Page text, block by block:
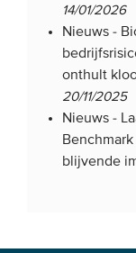
14/01/2026
Nieuws -
onthult
20/11/2025
Nieuws -
blijvende